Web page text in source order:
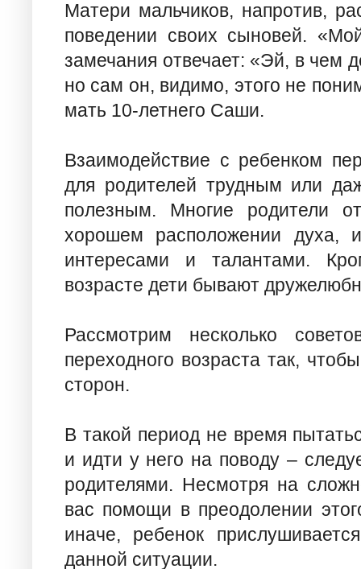
Матери мальчиков, напротив,
поведении своих сыновей.
замечания отвечает: «Эй, в чем
но сам он, видимо, этого не
мать 10-летнего Саши.
Взаимодействие с ребенком
для родителей трудным или
полезным. Многие родители
хорошем расположении духа,
интересами и талантами.
возрасте дети бывают
Рассмотрим несколько
переходного возраста так,
сторон.
В такой период не время
и идти у него на поводу –
родителями. Несмотря на
вас помощи в преодолении
иначе, ребенок
данной ситуации.